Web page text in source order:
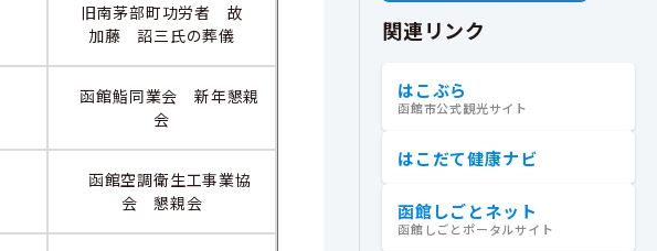
旧南茅部町功労者 故
加藤 詔三氏の葬儀
函館鮨同業会 新年懇親
会
函館空調衛生工事業協
会 懇親会
関連リンク
はこぶら
函館市公式観光サイト
はこだて健康ナビ
函館しごとネット
函館しごとポータルサイト